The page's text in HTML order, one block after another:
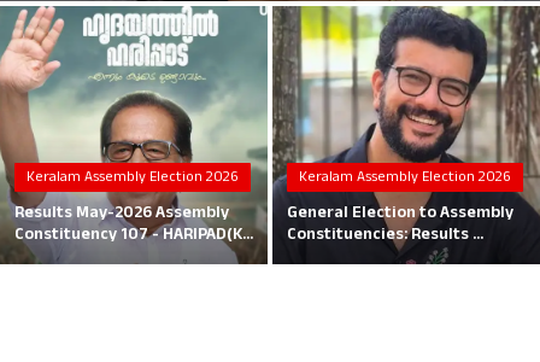
Local News
Earn Money
Tutorials
Malayalam
Keralam Assembly Election 2026
Results May-2026 Assembly
Constituency 107 - HARIPAD(K...
Keralam Assembly Election 2026
General Election to Assembly
Constituencies: Results ...